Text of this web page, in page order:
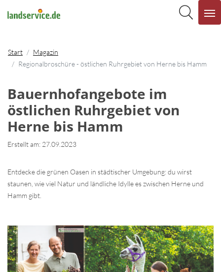
Start
Magazin
Regionalbroschüre - östlichen Ruhrgebiet von Herne bis Hamm
Bauernhofangebote im
östlichen Ruhrgebiet von
Herne bis Hamm
Erstellt am: 27.09.2023
Entdecke die grünen Oasen in städtischer Umgebung: du wirst
staunen, wie viel Natur und ländliche Idylle es zwischen Herne und
Hamm gibt.